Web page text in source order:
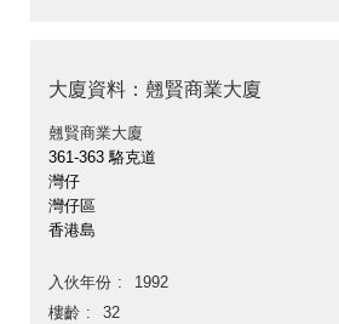
大廈資料：翹賢商業大廈
翹賢商業大廈
361-363 駱克道
灣仔
灣仔區
香港島
入伙年份
1992
樓齡
32